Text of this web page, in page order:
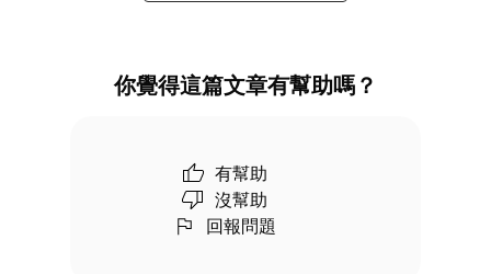
你覺得這篇文章有幫助嗎？
有幫助
沒幫助
回報問題